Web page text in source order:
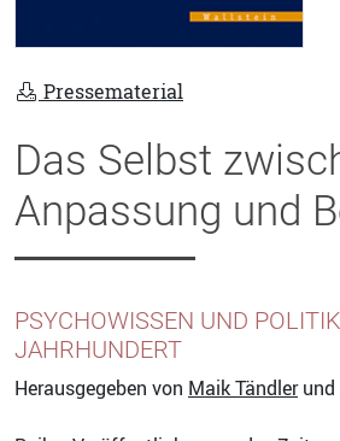
Pressematerial
Das Selbst
Anpassung und
PSYCHOWISSEN UND
JAHRHUNDERT
Herausgegeben von Maik Tändlerund